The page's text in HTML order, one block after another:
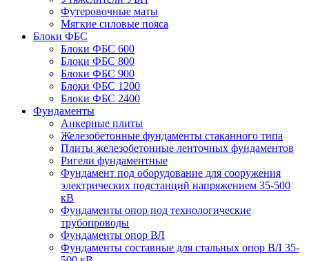
Футеровочные маты
Мягкие силовые пояса
Блоки ФБС
Блоки ФБС 600
Блоки ФБС 800
Блоки ФБС 900
Блоки ФБС 1200
Блоки ФБС 2400
Фундаменты
Анкерные плиты
Железобетонные фундаменты стаканного типа
Плиты железобетонные ленточных фундаментов
Ригели фундаментные
Фундамент под оборудование для сооружения
электрических подстанций напряжением 35-500
кВ
Фундаменты опор под технологические
трубопроводы
Фундаменты опор ВЛ
Фундаменты составные для стальных опор ВЛ 35-